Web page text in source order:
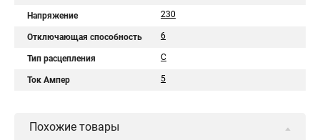
Напряжение 230
Отключающая способность 6
Тип расцепления C
Ток Ампер 5
Похожие товары